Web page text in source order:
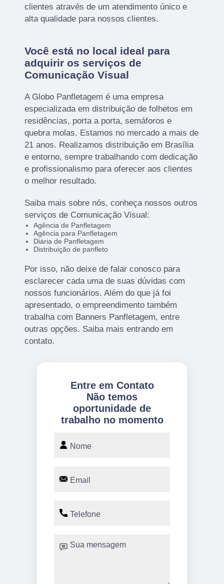
clientes através de um atendimento único e
alta qualidade para nossos clientes.
Você está no local ideal para
adquirir os serviços de
Comunicação Visual
A Globo Panfletagem é uma empresa
especializada em distribuição de folhetos em
residências, porta a porta, semáforos e
quebra molas. Estamos no mercado a mais de
21 anos. Realizamos distribuição em Brasília
e entorno, sempre trabalhando com dedicação
e profissionalismo para oferecer aos clientes
o melhor resultado.
Saiba mais sobre nós, conheça nossos outros
serviços de Comunicação Visual:
Agência de Panfletagem
Agência para Panfletagem
Diária de Panfletagem
Distribuição de panfleto
Por isso, não deixe de falar conosco para
esclarecer cada uma de suas dúvidas com
nossos funcionários. Além do que já foi
apresentado, o empreendimento também
trabalha com Banners Panfletagem, entre
outras opções. Saiba mais entrando em
contato.
Entre em Contato
Não temos
oportunidade de
trabalho no momento